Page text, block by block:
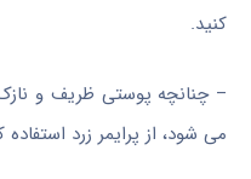
کنید.
– چنانچه پوستی ظریف و
می شود، از پرایمر زرد استفاده